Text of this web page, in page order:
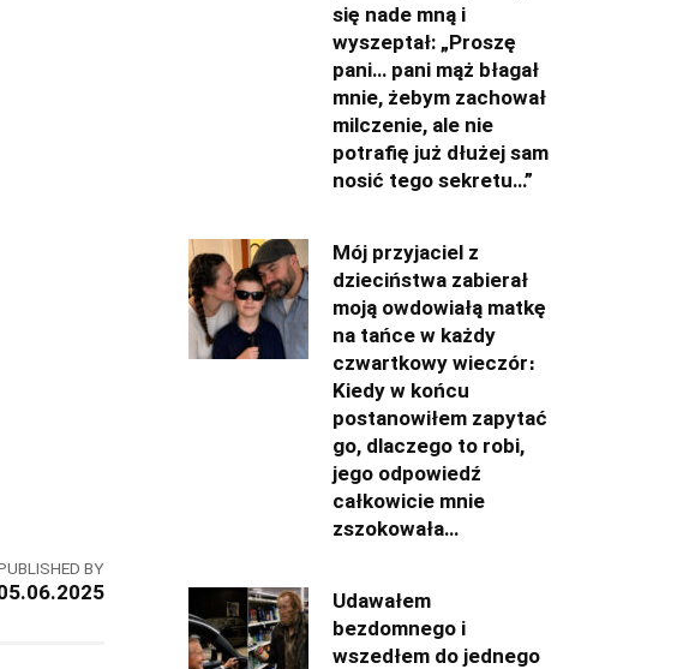
BY
się nade mną i
wyszeptał: „Proszę
pani… pani mąż błagał
mnie, żebym zachował
milczenie, ale nie
potrafię już dłużej sam
nosić tego sekretu…”
Mój przyjaciel z
dzieciństwa zabierał
moją owdowiałą matkę
na tańce w każdy
czwartkowy wieczór։
Kiedy w końcu
postanowiłem zapytać
go, dlaczego to robi,
jego odpowiedź
całkowicie mnie
zszokowała…
Udawałem
bezdomnego i
wszedłem do jednego